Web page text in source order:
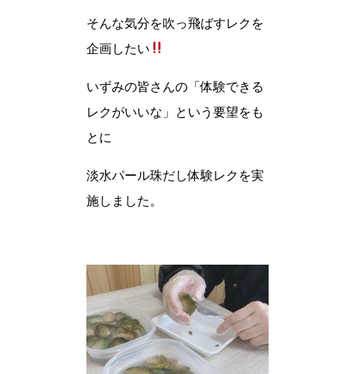
そんな気分を吹っ飛ばすレクを
企画したい
いずみの皆さんの「体験できる
レクがいいな」という要望をも
とに
淡水パール珠だし体験レクを実
施しました。